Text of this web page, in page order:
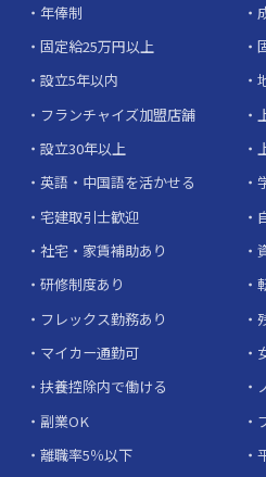
年俸制
固定給25万円以上
設立5年以内
フランチャイズ加盟店舗
設立30年以上
英語・中国語を活かせる
宅建取引士歓迎
社宅・家賃補助あり
研修制度あり
フレックス勤務あり
マイカー通勤可
扶養控除内で働ける
副業OK
離職率5％以下